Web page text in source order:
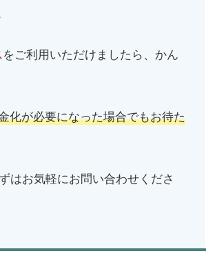
をご利用いただけましたら、かん
化が必要になった場合でもお待た
はお気軽にお問い合わせくださ